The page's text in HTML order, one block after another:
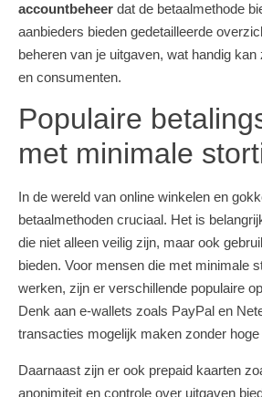
accountbeheer dat de betaalmethode
aanbieders bieden gedetailleerde
beheren van je uitgaven, wat handig
en consumenten.
Populaire
met minimale
In de wereld van online winkelen en
betaalmethoden cruciaal. Het is
die niet alleen veilig zijn, maar ook
bieden. Voor mensen die met minimale
werken, zijn er verschillende populaire
Denk aan e-wallets zoals PayPal en
transacties mogelijk maken zonder
Daarnaast zijn er ook prepaid kaarten
anonimiteit en controle over uitgaven